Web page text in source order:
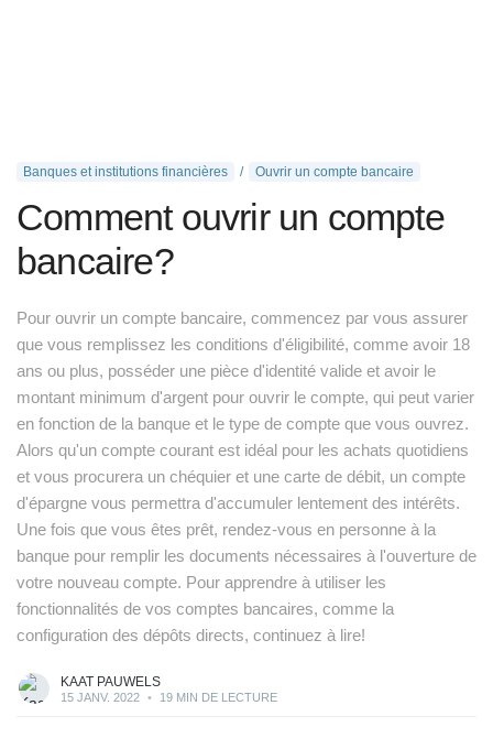
Banques et institutions financières Ouvrir un compte bancaire
Comment ouvrir un compte
bancaire?
Pour ouvrir un compte bancaire, commencez par vous assurer
que vous remplissez les conditions d'éligibilité, comme avoir 18
ans ou plus, posséder une pièce d'identité valide et avoir le
montant minimum d'argent pour ouvrir le compte, qui peut varier
en fonction de la banque et le type de compte que vous ouvrez.
Alors qu'un compte courant est idéal pour les achats quotidiens
et vous procurera un chéquier et une carte de débit, un compte
d'épargne vous permettra d'accumuler lentement des intérêts.
Une fois que vous êtes prêt, rendez-vous en personne à la
banque pour remplir les documents nécessaires à l'ouverture de
votre nouveau compte. Pour apprendre à utiliser les
fonctionnalités de vos comptes bancaires, comme la
configuration des dépôts directs, continuez à lire!
KAAT PAUWELS
15 JANV. 2022 • 19 MIN DE LECTURE